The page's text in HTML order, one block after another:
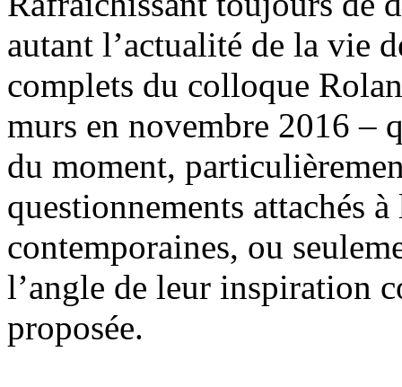
autant l’actualité de la vie
complets du colloque
murs en novembre 2016 –
du moment,
questionnements attachés
contemporaines, ou
l’angle de leur inspiration
proposée.